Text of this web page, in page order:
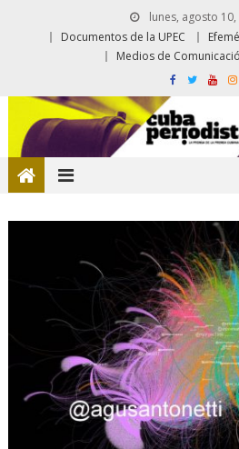
lunes, agosto 10,
Documentos de la UPEC
Medios de